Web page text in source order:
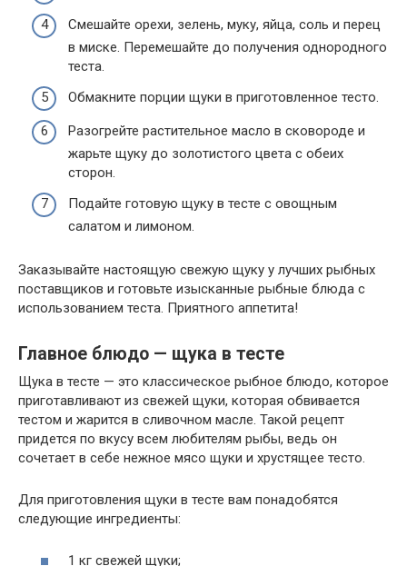
Смешайте орехи, зелень, муку, яйца, соль и перец
в миске. Перемешайте до получения однородного
теста.
Обмакните порции щуки в приготовленное тесто.
Разогрейте растительное масло в сковороде и
жарьте щуку до золотистого цвета с обеих
сторон.
Подайте готовую щуку в тесте с овощным
салатом и лимоном.
Заказывайте настоящую свежую щуку у лучших рыбных
поставщиков и готовьте изысканные рыбные блюда с
использованием теста. Приятного аппетита!
Главное блюдо — щука в тесте
Щука в тесте — это классическое рыбное блюдо, которое
приготавливают из свежей щуки, которая обвивается
тестом и жарится в сливочном масле. Такой рецепт
придется по вкусу всем любителям рыбы, ведь он
сочетает в себе нежное мясо щуки и хрустящее тесто.
Для приготовления щуки в тесте вам понадобятся
следующие ингредиенты:
1 кг свежей щуки;